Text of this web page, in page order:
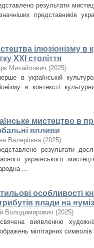
результати
представників
ілюзіонізму в
ХХІ століття
Михайлович (2025)
в українській
в контексті
мистецтво в
впливи
Валеріївна (2025)
результати
українського
...
особливості
влади на
Володимирович (2025)
виявленню
мілітарних